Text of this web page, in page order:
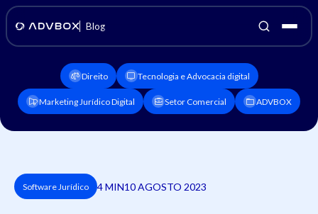
Blog
Direito Tecnologia e Advocacia digital
Marketing Jurídico Digital Setor Comercial ADVBOX
Software Jurídico 4 MIN10 AGOSTO 2023